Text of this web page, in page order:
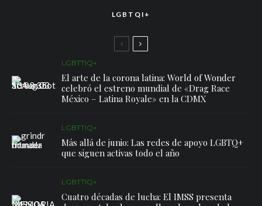
LGBTQI+
LGBTTIQ+
El arte de la corona latina: World of Wonder
celebró el estreno mundial de «Drag Race
México – Latina Royale» en la CDMX
LGBTTIQ+
Más allá de junio: Las redes de apoyo LGBTQ+
que siguen activas todo el año
LGBTTIQ+
Cuatro décadas de lucha: El IMSS presenta